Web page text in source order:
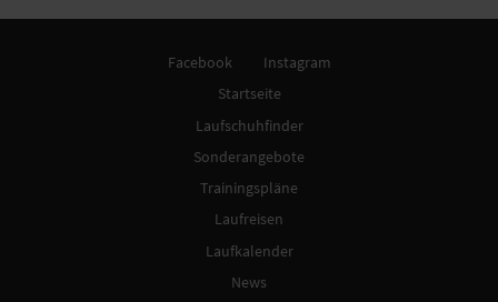
Facebook
Instagram
Startseite
Laufschuhfinder
Sonderangebote
Trainingspläne
Laufreisen
Laufkalender
News